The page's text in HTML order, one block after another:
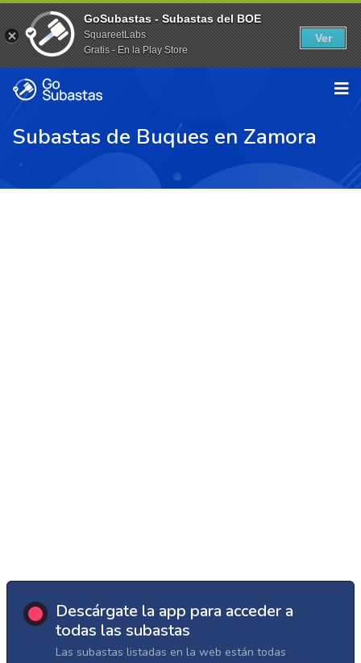
Subastas de Buques en Zamora
Descárgate la app para acceder a
todas las subastas
Las subastas listadas en la web están todas
GoSubastas - Subastas del BOE
SquareetLabs
Gratis - En la Play Store
Ver